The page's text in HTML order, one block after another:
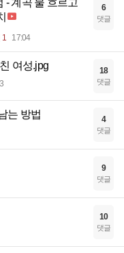
- 계곡 물 흐르고
1 17:04
6
댓글
여성.jpg 18
댓글
는 방법 4
댓글
9
댓글
10
댓글